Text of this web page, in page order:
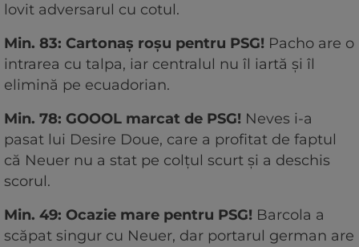
lovit adversarul cu cotul.
Min. 83: Cartonaș roșu pentru PSG! Pacho are o
intrarea cu talpa, iar centralul nu îl iartă și îl
elimină pe ecuadorian.
Min. 78: GOOOL marcat de PSG! Neves i-a
pasat lui Desire Doue, care a profitat de faptul
că Neuer nu a stat pe colțul scurt și a deschis
scorul.
Min. 49: Ocazie mare pentru PSG! Barcola a
scăpat singur cu Neuer, dar portarul german are